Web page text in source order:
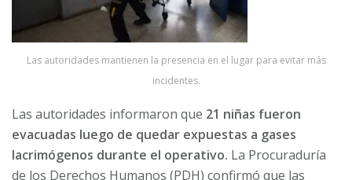
Las autoridades mantienen la presencia en el lugar para evitar más
incidentes.
Las autoridades informaron que 21 niñas fueron
evacuadas luego de quedar expuestas a gases
lacrimógenos durante el operativo. La Procuraduría
de los Derechos Humanos (PDH) confirmó que las